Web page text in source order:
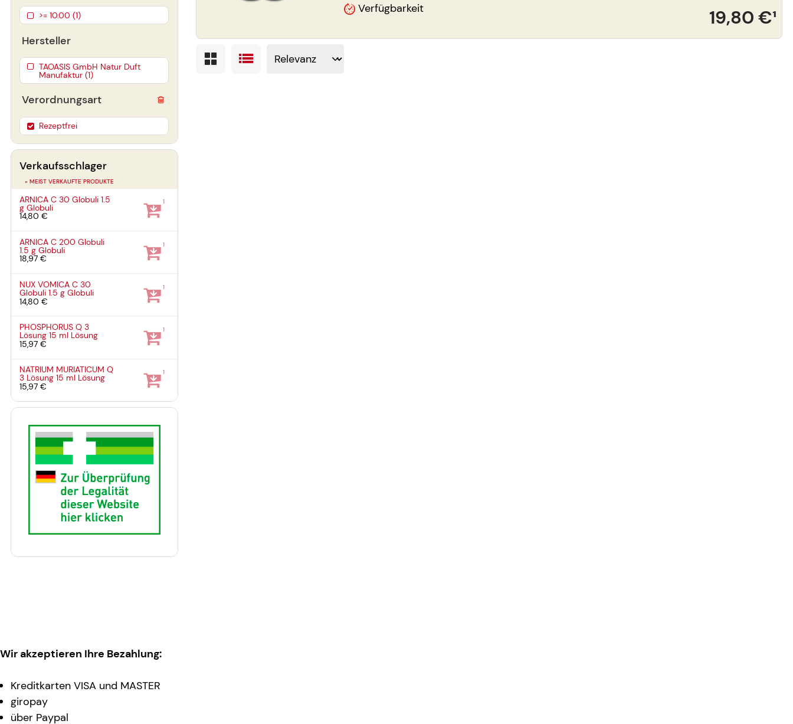
Verfügbarkeit 19,80 €¹
>= 10.00 (1)
Hersteller
TAOASIS GmbH Natur Duft
Manufaktur (1)
Verordnungsart
Rezeptfrei
Verkaufsschlager
» MEIST VERKAUFTE PRODUKTE
ARNICA C 30 Globuli1.5
gGlobuli
14,80 €
1
ARNICA C 200 Globuli
1.5 gGlobuli
18,97 €
1
NUX VOMICA C 30
Globuli1.5 gGlobuli
14,80 €
1
PHOSPHORUS Q 3
Lösung15 ml Lösung
15,97 €
1
NATRIUM MURIATICUM Q
3 Lösung15 ml Lösung
15,97 €
1
Wir akzeptieren Ihre Bezahlung:
Kreditkarten VISA und MASTER
giropay
über Paypal